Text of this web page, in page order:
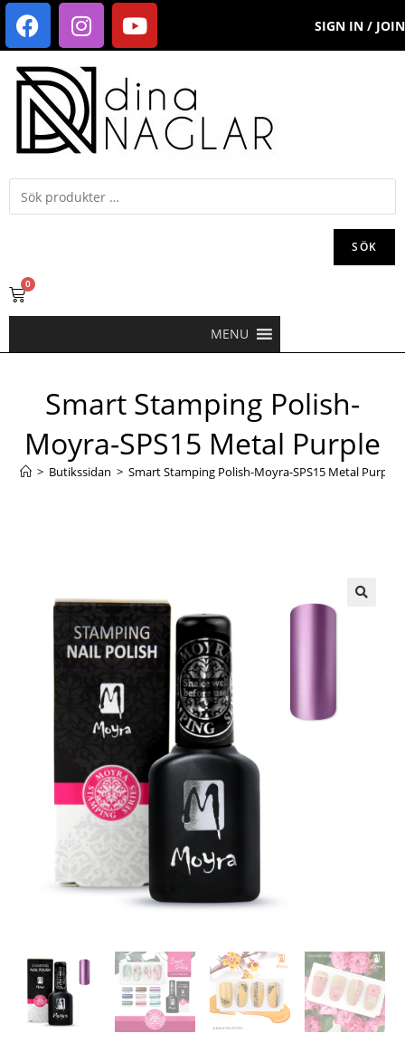
SIGN IN / JOIN
SÖK
0
MENU
Smart Stamping Polish-
Moyra-SPS15 Metal Purple
> Butikssidan > Smart Stamping Polish-Moyra-SPS15 Metal Purple